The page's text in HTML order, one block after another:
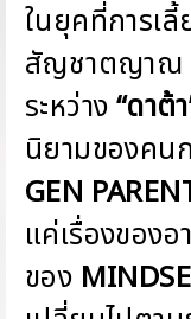
ในยุคที่การเลี้
สัญชาตญาณ
ระหว่าง“ดาต้
นิยามของคน
GEN
แค่เรื่องของอ
ของ